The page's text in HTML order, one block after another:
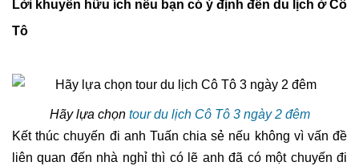
Lời khuyên hữu ích nếu bạn có ý định đến du lịch ở Cô
Tô
Hãy lựa chọn tour du lịch Cô Tô 3 ngày 2 đêm
Kết thúc chuyến đi anh Tuấn chia sẻ nếu không vì vấn đề
liên quan đến nhà nghỉ thì có lẽ anh đã có một chuyến đi